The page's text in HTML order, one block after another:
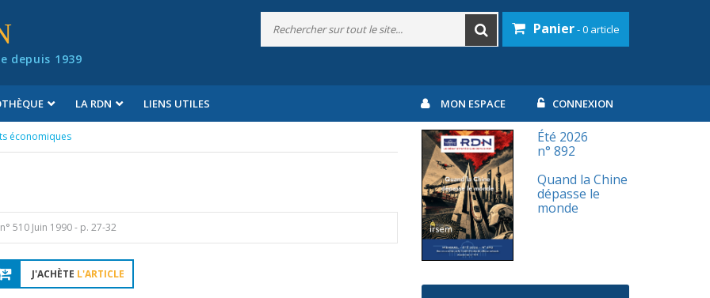
depuis 1939
Panier- 0 article
LA RDN LIENS UTILES MON ESPACE CONNEXION
économiques
510 Juin 1990- p. 27-32
J'ACHÈTE L'ARTICLE
Été 2026
n° 892
Quand la Chine
dépasse le
monde